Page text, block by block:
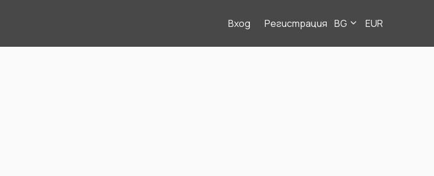
Вход Регистрация BG EUR